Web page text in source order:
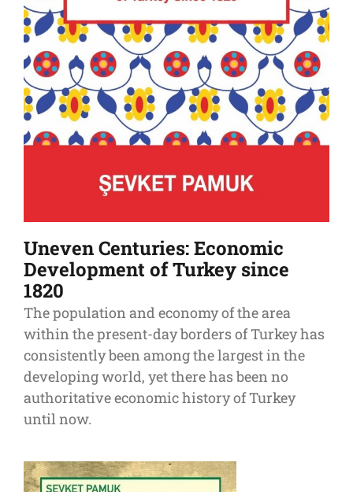
Uneven Centuries: Economic
Development of Turkey since
1820
The population and economy of the area
within the present-day borders of Turkey has
consistently been among the largest in the
developing world, yet there has been no
authoritative economic history of Turkey
until now.